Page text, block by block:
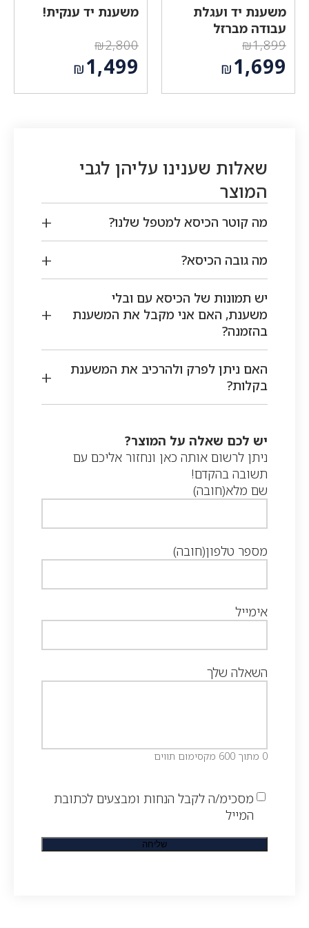
משענת יד ועגלת
עבודה מברזל
₪1,899
המחיר
המקורי
היה:
₪1,699
משענת יד ענקית!
₪2,800
המחיר
המקורי
היה:
₪1,499
שאלות שענינו עליהן לגבי
המוצר
מה קוטר הכיסא למטפל שלנו?
מה גובה הכיסא?
יש תמונות של הכיסא עם ובלי
משענת, האם אני מקבל את המשענת
בהזמנה?
האם ניתן לפרק ולהרכיב את המשענת
בקלות?
יש לכם שאלה על המוצר?
ניתן לרשום אותה כאן ונחזור אליכם עם
תשובה בהקדם!
שם מלא(חובה)
מספר טלפון(חובה)
אימייל
השאלה שלך
0 מתוך 600 מקסימום תווים
מסכימ/ה לקבל הנחות ומבצעים לכתובת
המייל